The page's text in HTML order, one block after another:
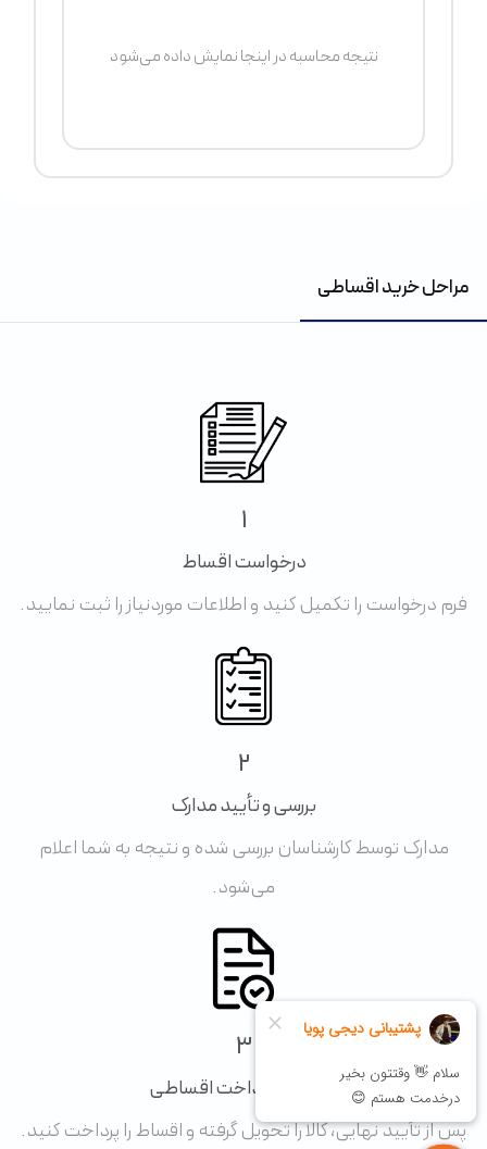
نتیجه محاسبه در اینجا نمایش داده می‌شود
مراحل خرید اقساطی
1
درخواست اقساط
فرم درخواست را تکمیل کنید و اطلاعات موردنیاز را ثبت نمایید.
2
بررسی و تأیید مدارک
مدارک توسط کارشناسان بررسی شده و نتیجه به شما اعلام
می‌شود.
3
تحویل و پرداخت اقساطی
پس از تأیید نهایی، کالا را تحویل گرفته و اقساط را پرداخت کنید.